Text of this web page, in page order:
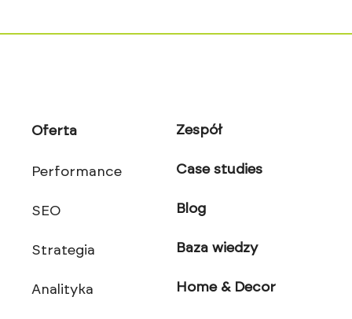
Oferta
Performance
SEO
Strategia
Analityka
Zespół
Case studies
Blog
Baza wiedzy
Home & Decor